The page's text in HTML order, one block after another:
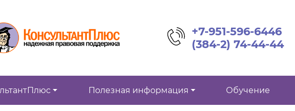
+7-951-596-6446
(384-2) 74-44-44
Полезная информация Обучение